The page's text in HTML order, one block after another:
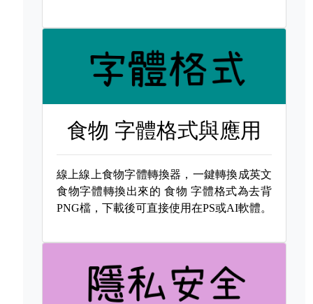
食物 字體格式與應用
線上線上食物字體轉換器，一鍵轉換成英文
食物字體轉換出來的食物 字體格式為去背
PNG檔，下載後可直接使用在PS或AI軟體。